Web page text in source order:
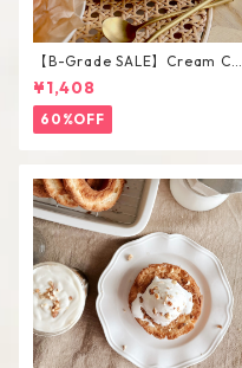
【B-Grade SALE】Cream Co
lor Round Shape Cup Saucer
Set
¥1,408
60%OFF